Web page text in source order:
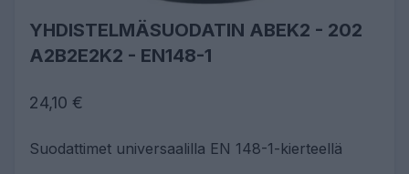
YHDISTELMÄSUODATIN ABEK2 - 202
A2B2E2K2 - EN148-1
24,10 €
Suodattimet universaalilla EN 148-1-kierteellä